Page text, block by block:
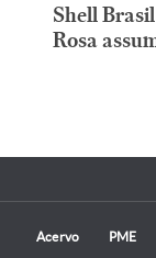
Shell
Rosa
Acervo PME